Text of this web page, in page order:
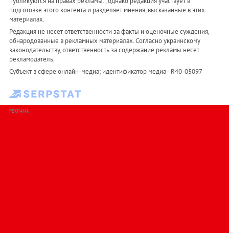
подготовке этого контента и разделяет мнения, высказанные в этих
материалах.
Редакция не несет ответственности за факты и оценочные суждения,
обнародованные в рекламных материалах. Согласно украинскому
законодательству, ответственность за содержание рекламы несет
рекламодатель.
Субъект в сфере онлайн-медиа; идентификатор медиа - R40-05097
РЕКЛАМА